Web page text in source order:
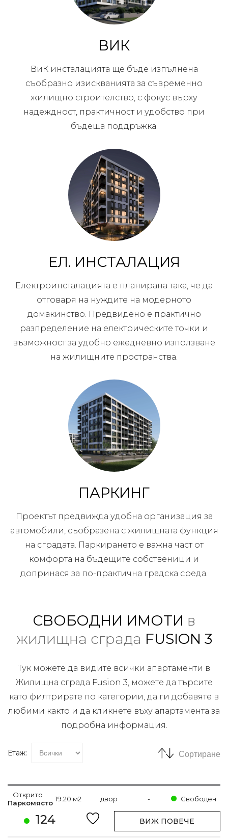
ВИК
ВиК инсталацията ще бъде изпълнена
съобразно изискванията за съвременно
жилищно строителство, с фокус върху
надеждност, практичност и удобство при
бъдеща поддръжка.
ЕЛ. ИНСТАЛАЦИЯ
Електроинсталацията е планирана така, че да
отговаря на нуждите на модерното
домакинство. Предвидено е практично
разпределение на електрическите точки и
възможност за удобно ежедневно използване
на жилищните пространства.
ПАРКИНГ
Проектът предвижда удобна организация за
автомобили, съобразена с жилищната функция
на сградата. Паркирането е важна част от
комфорта на бъдещите собственици и
допринася за по-практична градска среда.
СВОБОДНИ ИМОТИ в
жилищна сграда FUSION 3
Тук можете да видите всички апартаменти в
Жилищна сграда Fusion 3, можете да търсите
като филтрирате по категории, да ги добавяте в
любими както и да кликнете въху апартамента за
подробна информация.
Етаж: Сортиране
124
Открито
Паркомясто 19.20 м2 двор - Свободен
ВИЖ ПОВЕЧЕ